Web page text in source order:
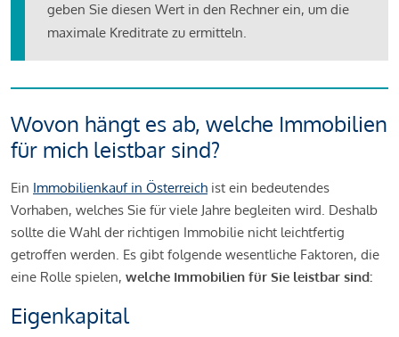
geben Sie diesen Wert in den Rechner ein, um die
maximale Kreditrate zu ermitteln.
Wovon hängt es ab, welche Immobilien
für mich leistbar sind?
Ein Immobilienkauf in Österreich ist ein bedeutendes
Vorhaben, welches Sie für viele Jahre begleiten wird. Deshalb
sollte die Wahl der richtigen Immobilie nicht leichtfertig
getroffen werden. Es gibt folgende wesentliche Faktoren, die
eine Rolle spielen, welche Immobilien für Sie leistbar sind:
Eigenkapital